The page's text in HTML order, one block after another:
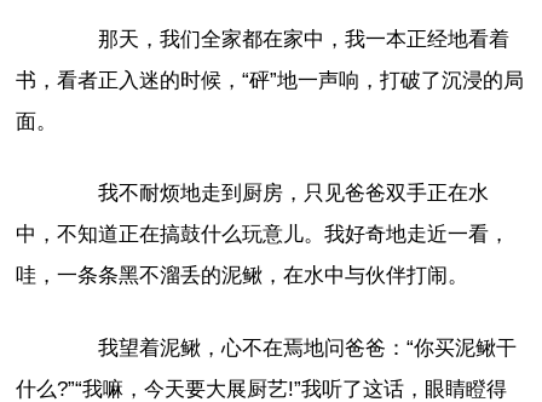
那天，我们全家都在家中，我一本正经地看着
书，看者正入迷的时候，“砰”地一声响，打破了沉浸的局
面。
我不耐烦地走到厨房，只见爸爸双手正在水
中，不知道正在搞鼓什么玩意儿。我好奇地走近一看，
哇，一条条黑不溜丢的泥鳅，在水中与伙伴打闹。
我望着泥鳅，心不在焉地问爸爸：“你买泥鳅干
什么?”“我嘛，今天要大展厨艺!”我听了这话，眼睛瞪得